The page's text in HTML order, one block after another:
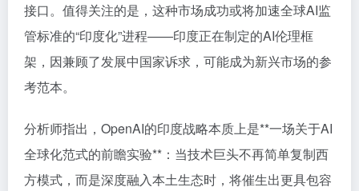
接口。值得关注的是，这种市场成功或将加速全球AI监
管标准的“印度化”进程——印度正在制定的AI伦理框
架，因兼顾了发展中国家诉求，可能成为新兴市场的参
考范本。
分析师指出，OpenAI的印度战略本质上是**一场关于AI
全球化范式的前瞻实验**：当技术巨头不再简单复制西
方模式，而是深度融入本土生态时，将催生出更具包容